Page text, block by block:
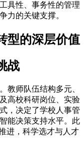
具性、事务性的管理
力的关键支撑。
型的深层价值
战
教师队伍结构多元、
高校科研岗位、实验
，决定了学校人事管
能决策支持水平。此
进，科学选才与人才